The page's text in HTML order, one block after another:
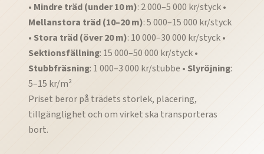
• Mindre träd (under 10 m): 2 000–5 000 kr/styck •
Mellanstora träd (10–20 m): 5 000–15 000 kr/styck
• Stora träd (över 20 m): 10 000–30 000 kr/styck •
Sektionsfällning: 15 000–50 000 kr/styck •
Stubbfräsning: 1 000–3 000 kr/stubbe • Slyröjning:
5–15 kr/m²
Priset beror på trädets storlek, placering,
tillgänglighet och om virket ska transporteras
bort.